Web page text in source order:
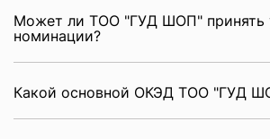
Может ли ТОО "ГУД ШОП" принять
номинации?
Какой основной ОКЭД ТОО "ГУД